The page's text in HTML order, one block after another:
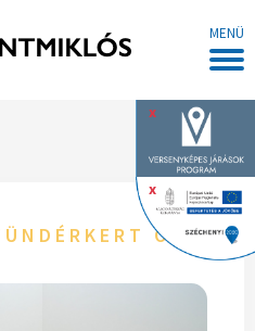
MENÜ
x
x
ÓVODA